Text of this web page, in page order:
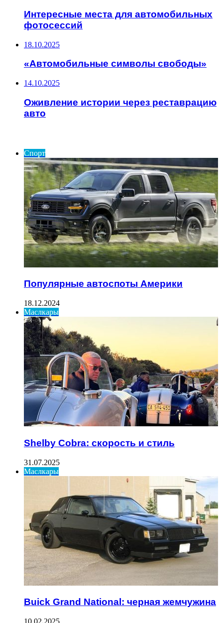
Интересные места для автомобильных
фотосессий
18.10.2025
«Автомобильные символы свободы»
14.10.2025
Оживление истории через реставрацию
авто
Спорт
Популярные автоспоты Америки
18.12.2024
Маслкары
Shelby Cobra: скорость и стиль
31.07.2025
Маслкары
Buick Grand National: черная жемчужина
10.02.2025